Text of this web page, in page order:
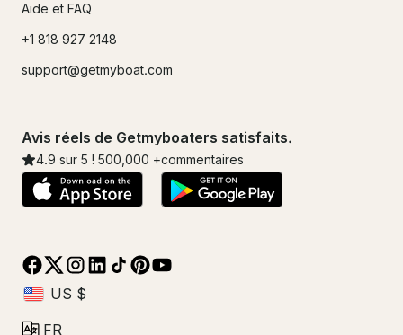
Aide et FAQ
+1 818 927 2148
support@getmyboat.com
Avis réels de Getmyboaters satisfaits.
4.9 sur 5 ! 500,000 +commentaires